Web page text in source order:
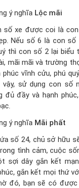
ý nghĩa Lộc mãi
số xe được coi là
Nếu số 6 là con số
thì con số 2 lại biểu
mãi mãi và trường
phúc vĩnh cửu, phú
vậy, sử dụng con số
đầy và hạnh
ý nghĩa Mãi phất
số 24, chủ sở hữu
tình cảm, cuộc
sợi dây gắn kết
gắn kết mọi thứ
đó, bạn sẽ có